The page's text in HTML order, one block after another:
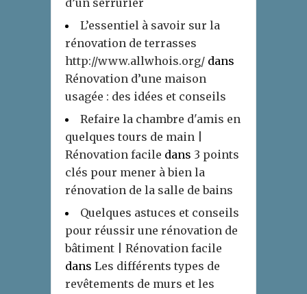
d’un serrurier
L’essentiel à savoir sur la
rénovation de terrasses
http://www.allwhois.org/ dans
Rénovation d’une maison
usagée : des idées et conseils
Refaire la chambre d'amis en
quelques tours de main |
Rénovation facile dans 3 points
clés pour mener à bien la
rénovation de la salle de bains
Quelques astuces et conseils
pour réussir une rénovation de
bâtiment | Rénovation facile
dans Les différents types de
revêtements de murs et les